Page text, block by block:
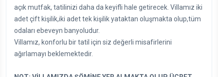
açık mutfak, tatilinizi daha da keyifli hale getirecek. Villamız iki
adet çift kişilik,iki adet tek kişilik yataktan oluşmakta olup,tüm
odaları ebeveyn banyoludur.
Villamız, konforlu bir tatil için siz değerli misafirlerini
ağırlamayı beklemektedir.